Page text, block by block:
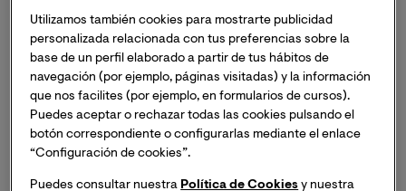
La segunda edición de Becas Quiero ya tiene sus
ganadores. En total son60 los beneficiados con una
beca del 100% para Maestría o Carrera en VIU
Carrera y 10 de Maestría en España, 10 de Maestría en
Ecuador, 10 de Maestría en Colombia, 10 de Maestría en
Chile y 10 de Maestría en Perú. Todos los ganadores
serán notificados personalmente por mail, pero
Utilizamos también cookies para mostrarte publicidad
personalizada relacionada con tus preferencias sobre la
base de un perfil elaborado a partir de tus hábitos de
navegación (por ejemplo, páginas visitadas) y la información
que nos facilites (por ejemplo, en formularios de cursos).
Puedes aceptar o rechazar todas las cookies pulsando el
botón correspondiente o configurarlas mediante el enlace
“Configuración de cookies”.
Puedes consultar nuestra Política de Cookies y nuestra